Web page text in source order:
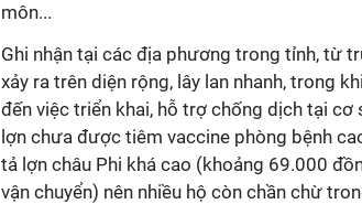
môn...
Ghi nhận tại các địa phương trong tỉnh, từ
xảy ra trên diện rộng, lây lan nhanh, trong
đến việc triển khai, hỗ trợ chống dịch tại
lợn chưa được tiêm vaccine phòng bệnh
tả lợn châu Phi khá cao (khoảng 69.000
vận chuyển) nên nhiều hộ còn chần chừ